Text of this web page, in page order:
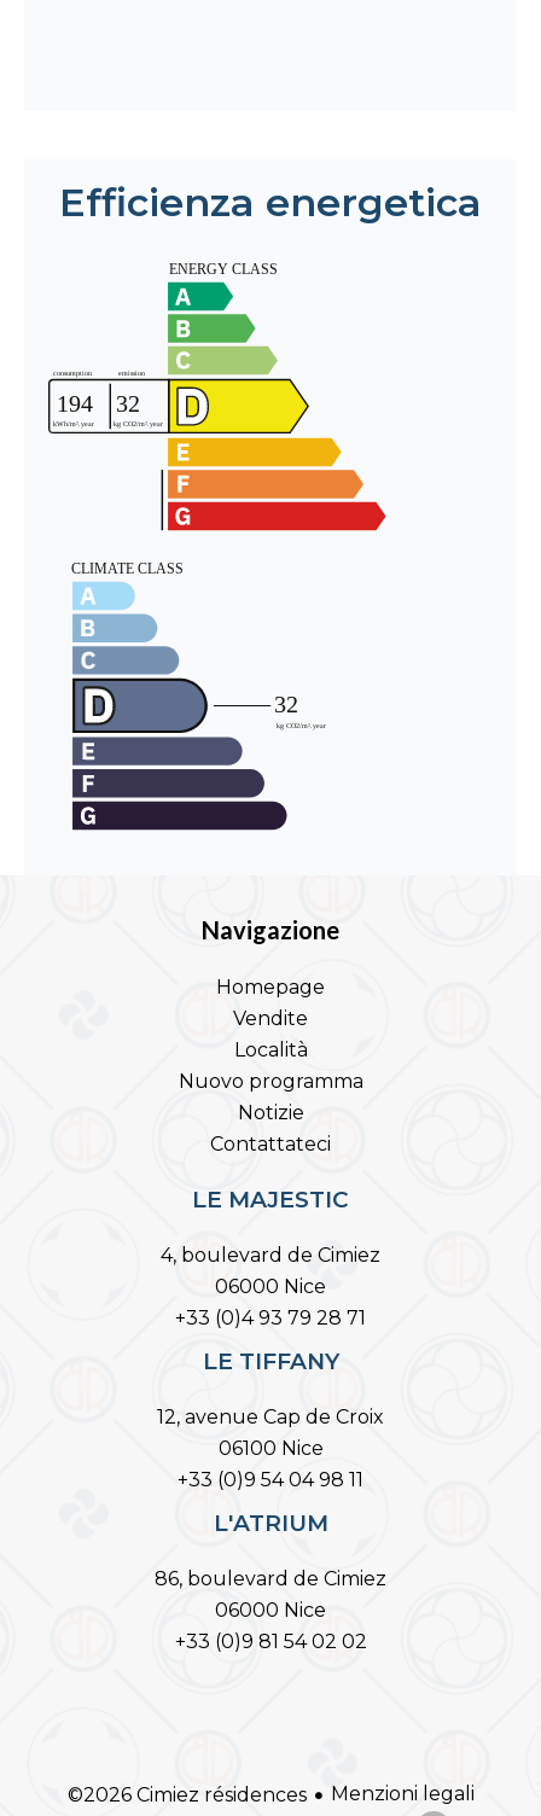
Efficienza energetica
Navigazione
Homepage
Vendite
Località
Nuovo programma
Notizie
Contattateci
LE MAJESTIC
4, boulevard de Cimiez
06000 Nice
+33 (0)4 93 79 28 71
LE TIFFANY
12, avenue Cap de Croix
06100 Nice
+33 (0)9 54 04 98 11
L'ATRIUM
86, boulevard de Cimiez
06000 Nice
+33 (0)9 81 54 02 02
©2026 Cimiez résidences Menzioni legali